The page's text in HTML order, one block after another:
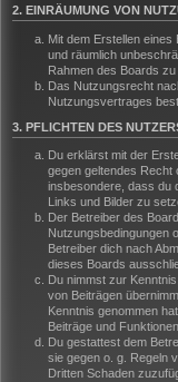
2. EINRÄUMUNG VON
Mit dem Erstellen
und räumlich
Rahmen des Boards zu
Das Nutzungsrecht
Nutzungsvertrages
3. PFLICHTEN DES
Du erklärst mit der
gegen geltendes Recht
insbesondere, dass du
Links und Bilder zu
Der Betreiber des
Nutzungsbedingungen
Betreiber dich nach
dieses Boards
Du nimmst zur
von Beiträgen
Kenntnis genommen
Beiträge und
Du gestattest dem
sie gegen o. g. Regeln
Dritten Schaden